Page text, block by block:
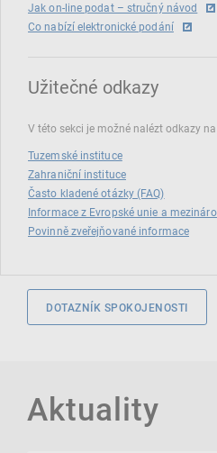
Jak on-line podat – stručný návod
Co nabízí elektronické podání
Užitečné odkazy
V této sekci je možné nalézt odkazy
Tuzemské instituce
Zahraniční instituce
Často kladené otázky (FAQ)
Informace z Evropské unie a
Povinně zveřejňované informace
DOTAZNÍK SPOKOJENOSTI
Aktuality